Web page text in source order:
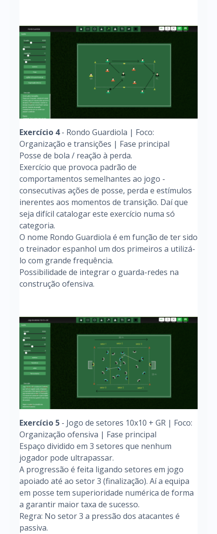
Exercício 4- Rondo Guardiola | Foco:
Organização e transições | Fase principal
Posse de bola / reação à perda.
Exercício que provoca padrão de
comportamentos semelhantes ao jogo -
consecutivas ações de posse, perda e estímulos
inerentes aos momentos de transição. Daí que
seja difícil catalogar este exercício numa só
categoria.
O nome Rondo Guardiola é em função de ter sido
o treinador espanhol um dos primeiros a utilizá-
lo com grande frequência.
Possibilidade de integrar o guarda-redes na
construção ofensiva.
Exercício 5 - Jogo de setores 10x10 + GR | Foco:
Organização ofensiva | Fase principal
Espaço dividido em 3 setores que nenhum
jogador pode ultrapassar.
A progressão é feita ligando setores em jogo
apoiado até ao setor 3 (finalização). Aí a equipa
em posse tem superioridade numérica de forma
a garantir maior taxa de sucesso.
Regra: No setor 3 a pressão dos atacantes é
passiva.